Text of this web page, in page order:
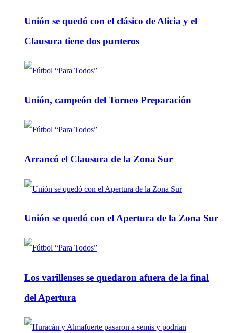
Unión se quedó con el clásico de Alicia y el
Clausura tiene dos punteros
Unión, campeón del Torneo Preparación
Arrancó el Clausura de la Zona Sur
Unión se quedó con el Apertura de la Zona Sur
Los varillenses se quedaron afuera de la final
del Apertura